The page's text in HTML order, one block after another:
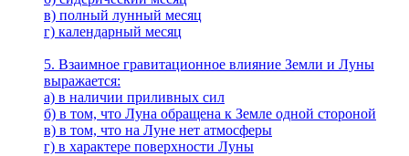
в) полный лунный месяц
г) календарный месяц
5. Взаимное гравитационное влияние Земли и Луны
выражается:
а) в наличии приливных сил
б) в том, что Луна обращена к Земле одной стороной
в) в том, что на Луне нет атмосферы
г) в характере поверхности Луны